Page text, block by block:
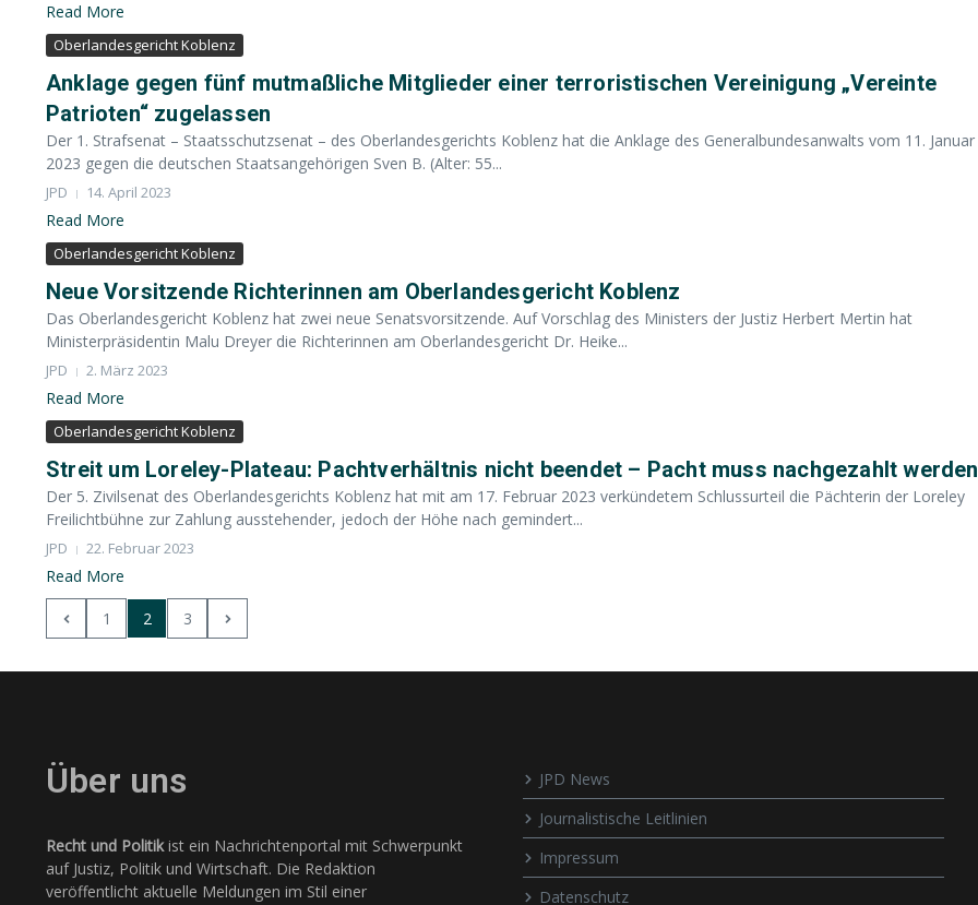
Read More
Oberlandesgericht Koblenz
Anklage gegen fünf mutmaßliche Mitglieder einer terroristischen Vereinigung „Vereinte
Patrioten“ zugelassen
Der 1. Strafsenat – Staatsschutzsenat – des Oberlandesgerichts Koblenz hat die Anklage des Generalbundesanwalts vom 11. Januar
2023 gegen die deutschen Staatsangehörigen Sven B. (Alter: 55...
JPD 14. April 2023
Read More
Oberlandesgericht Koblenz
Neue Vorsitzende Richterinnen am Oberlandesgericht Koblenz
Das Oberlandesgericht Koblenz hat zwei neue Senatsvorsitzende. Auf Vorschlag des Ministers der Justiz Herbert Mertin hat
Ministerpräsidentin Malu Dreyer die Richterinnen am Oberlandesgericht Dr. Heike...
JPD 2. März 2023
Read More
Oberlandesgericht Koblenz
Streit um Loreley-Plateau: Pachtverhältnis nicht beendet – Pacht muss nachgezahlt werden
Der 5. Zivilsenat des Oberlandesgerichts Koblenz hat mit am 17. Februar 2023 verkündetem Schlussurteil die Pächterin der Loreley
Freilichtbühne zur Zahlung ausstehender, jedoch der Höhe nach gemindert...
JPD 22. Februar 2023
Read More
1 2 3
Über uns
Recht und Politikist ein Nachrichtenportal mit Schwerpunkt
auf Justiz, Politik und Wirtschaft. Die Redaktion
veröffentlicht aktuelle Meldungen im Stil einer
JPD News
Journalistische Leitlinien
Impressum
Datenschutz